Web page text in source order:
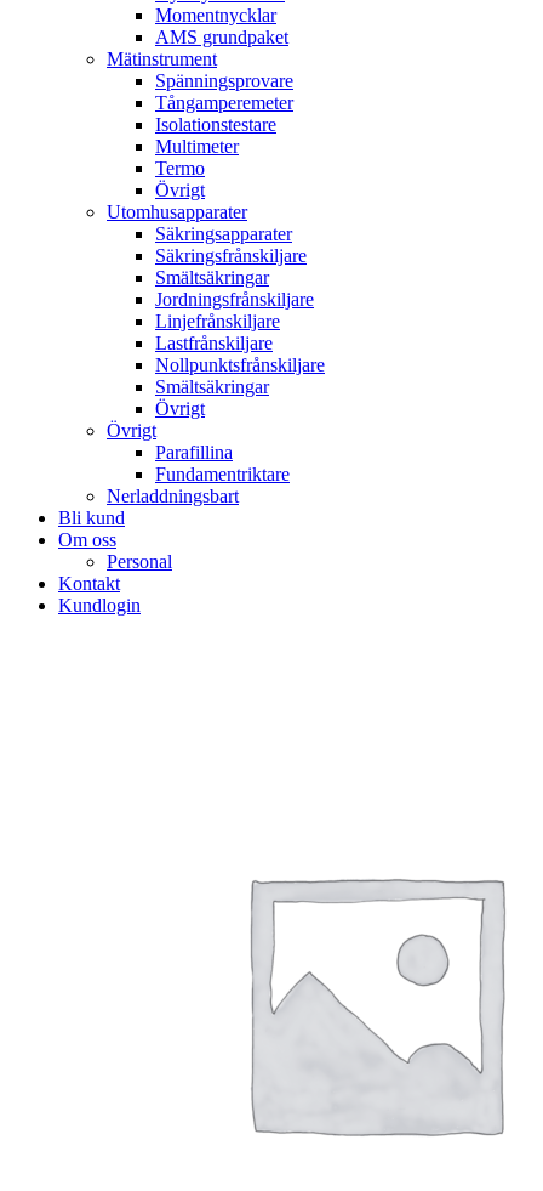
Momentnycklar
AMS grundpaket
Mätinstrument
Spänningsprovare
Tångamperemeter
Isolationstestare
Multimeter
Termo
Övrigt
Utomhusapparater
Säkringsapparater
Säkringsfrånskiljare
Smältsäkringar
Jordningsfrånskiljare
Linjefrånskiljare
Lastfrånskiljare
Nollpunktsfrånskiljare
Smältsäkringar
Övrigt
Övrigt
Parafillina
Fundamentriktare
Nerladdningsbart
Bli kund
Om oss
Personal
Kontakt
Kundlogin